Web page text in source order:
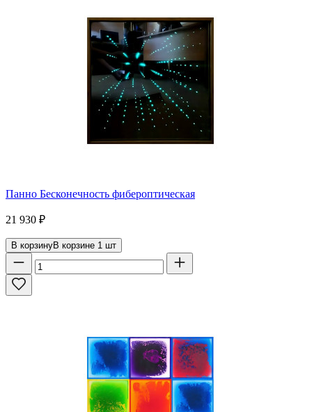
Панно Бесконечность фибероптическая
21 930 ₽
В корзинуВ корзине 1 шт